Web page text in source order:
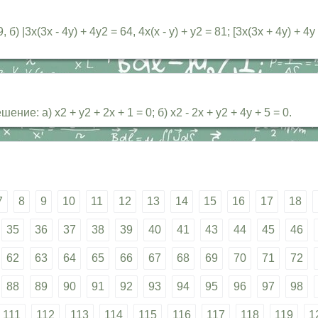
|3х(3х - 4у) + 4у2 = 64, 4х(х - у) + у2 = 81; [3х(3х + 4у) +
а) х2 + у2 + 2х + 1 = 0; б) х2 - 2х + у2 + 4у + 5 = 0.
8 9 10 11 12 13 14 15 16 17 18
35 36 37 38 39 40 41 43 44 45 46
62 63 64 65 66 67 68 69 70 71 72
88 89 90 91 92 93 94 95 96 97 98
111 112 113 114 115 116 117 118 119